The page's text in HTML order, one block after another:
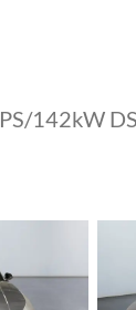
142kW